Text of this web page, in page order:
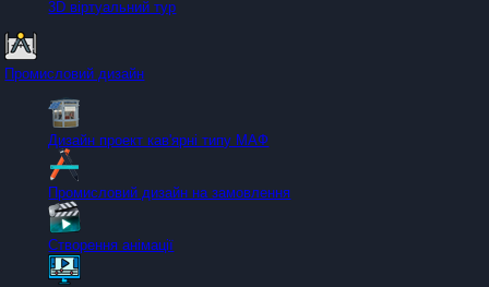
3D віртуальний тур
Промисловий дизайн
Дизайн проект кав'ярні типу МАФ
Промисловий дизайн на замовлення
Створення анімації